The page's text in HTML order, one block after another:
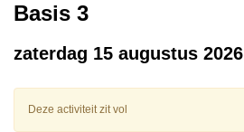
Basis 3
zaterdag 15 augustus 2026
Deze activiteit zit vol